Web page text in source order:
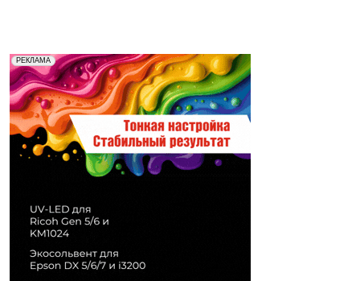
РЕКЛАМА
Реклама. Рекламодатель ООО "Передовые Системы
Печати" erid: 2SDnjd2d4Qz